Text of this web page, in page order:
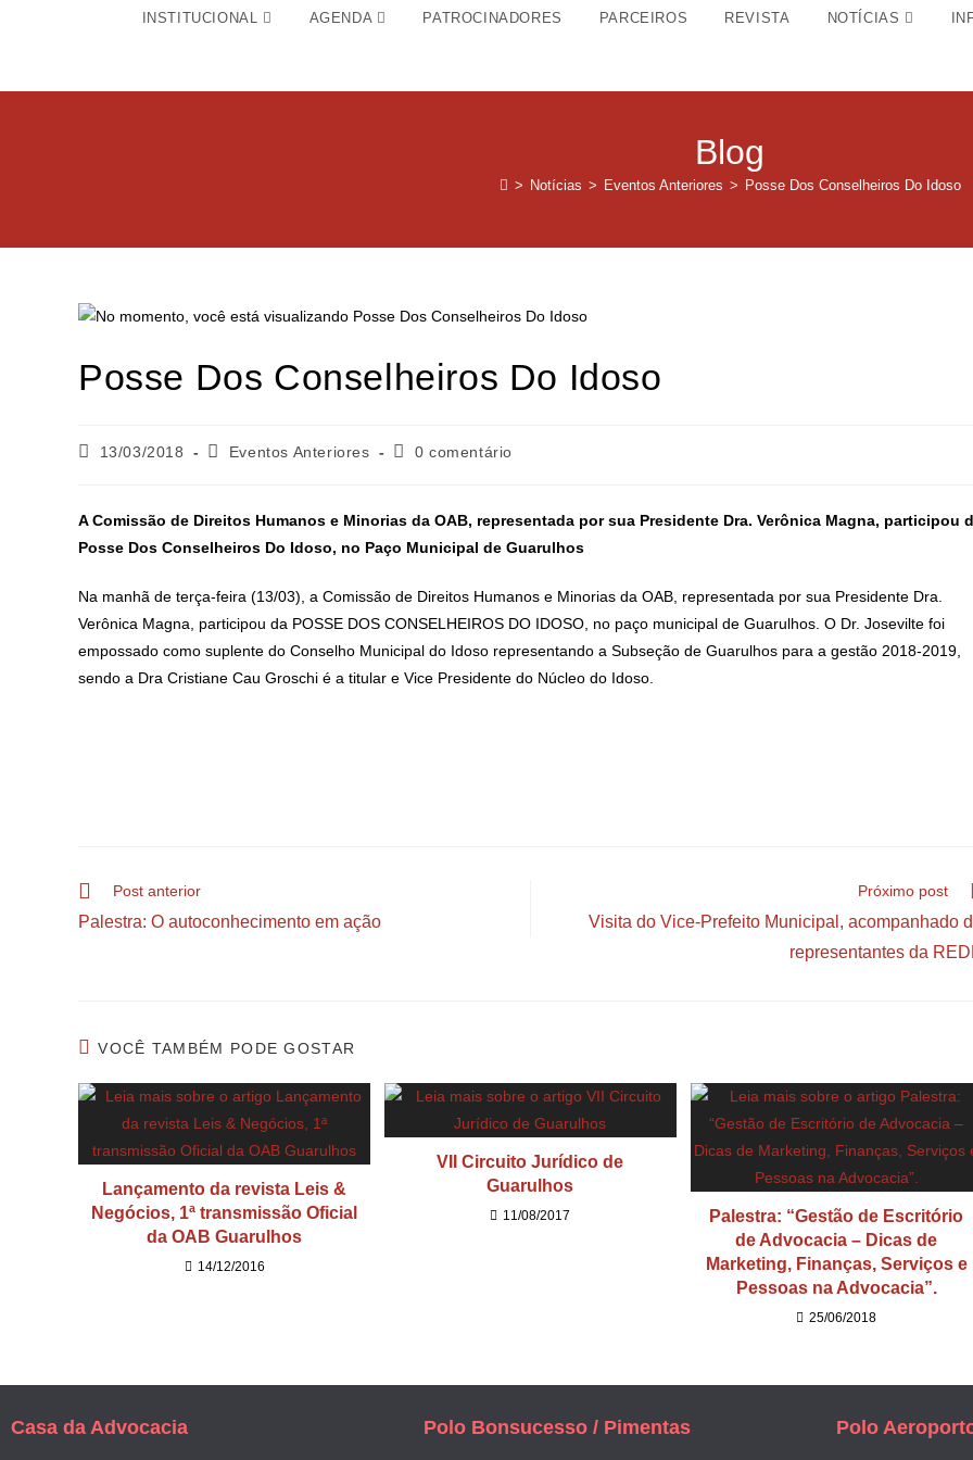
INSTITUCIONAL AGENDA PATROCINADORES PARCEIROS REVISTA NOTÍCIAS
Blog
> Notícias > Eventos Anteriores > Posse Dos Conselheiros Do Idoso
Posse Dos Conselheiros Do Idoso
13/03/2018 Eventos Anteriores 0 comentário
A Comissão de Direitos Humanos e Minorias da OAB, representada por sua Presidente Dra. Verônica Magna, participou
Posse Dos Conselheiros Do Idoso, no Paço Municipal de Guarulhos
Na manhã de terça-feira (13/03), a Comissão de Direitos Humanos e Minorias da OAB, representada por sua Presidente Dra.
Verônica Magna, participou da POSSE DOS CONSELHEIROS DO IDOSO, no paço municipal de Guarulhos. O Dr. Josevilte foi
empossado como suplente do Conselho Municipal do Idoso representando a Subseção de Guarulhos para a gestão 2018-2019,
sendo a Dra Cristiane Cau Groschi é a titular e Vice Presidente do Núcleo do Idoso.
Post anterior
Palestra: O autoconhecimento em ação
Próximo post
Visita do Vice-Prefeito Municipal, acompanhado
representantes da
VOCÊ TAMBÉM PODE GOSTAR
Lançamento da revista Leis &
Negócios, 1ª transmissão Oficial
da OAB Guarulhos
14/12/2016
VII Circuito Jurídico de
Guarulhos
11/08/2017
Palestra: “Gestão de Escritório
de Advocacia – Dicas de
Marketing, Finanças, Serviços e
Pessoas na Advocacia”.
25/06/2018
Casa da Advocacia Polo Bonsucesso / Pimentas Polo